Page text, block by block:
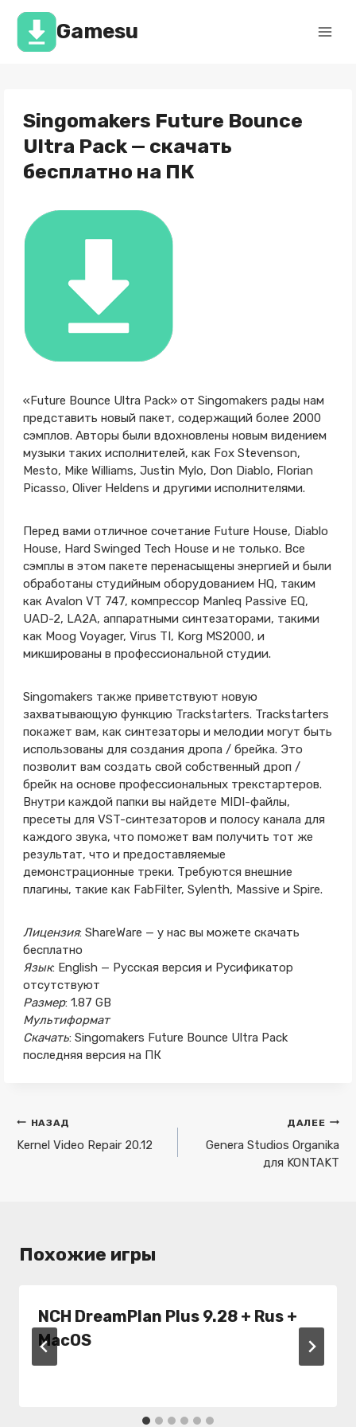
Перейти
содержимомуGamesu
Singomakers Future Bounce
Ultra Pack — скачать
бесплатно на ПК
«Future Bounce Ultra Pack» от Singomakers рады нам
представить новый пакет, содержащий более 2000
сэмплов. Авторы были вдохновлены новым видением
музыки таких исполнителей, как Fox Stevenson,
Mesto, Mike Williams, Justin Mylo, Don Diablo, Florian
Picasso, Oliver Heldens и другими исполнителями.
Перед вами отличное сочетание Future House, Diablo
House, Hard Swinged Tech House и не только. Все
сэмплы в этом пакете перенасыщены энергией и были
обработаны студийным оборудованием HQ, таким
как Avalon VT 747, компрессор Manleq Passive EQ,
UAD-2, LA2A, аппаратными синтезаторами, такими
как Moog Voyager, Virus TI, Korg MS2000, и
микшированы в профессиональной студии.
Singomakers также приветствуют новую
захватывающую функцию Trackstarters. Trackstarters
покажет вам, как синтезаторы и мелодии могут быть
использованы для создания дропа / брейка. Это
позволит вам создать свой собственный дроп /
брейк на основе профессиональных трекстартеров.
Внутри каждой папки вы найдете MIDI-файлы,
пресеты для VST-синтезаторов и полосу канала для
каждого звука, что поможет вам получить тот же
результат, что и предоставляемые
демонстрационные треки. Требуются внешние
плагины, такие как FabFilter, Sylenth, Massive и Spire.
Лицензия: ShareWare — у нас вы можете скачать
бесплатно
Язык: English — Русская версия и Русификатор
отсутствуют
Размер: 1.87 GB
Мультиформат
Скачать: Singomakers Future Bounce Ultra Pack
последняя версия на ПК
Навигация
по
НАЗАД
Kernel Video Repair 20.12
ДАЛЕЕ
Genera Studios Organika
для KONTAKT
Похожие игры
NCH DreamPlan Plus 9.28 + Rus +
MacOS